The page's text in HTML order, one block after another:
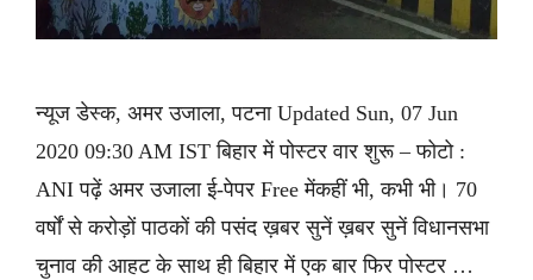
न्यूज डेस्क, अमर उजाला, पटना Updated Sun, 07 Jun
2020 09:30 AM IST बिहार में पोस्टर वार शुरू – फोटो :
ANI पढ़ें अमर उजाला ई-पेपर Free मेंकहीं भी, कभी भी। 70
वर्षों से करोड़ों पाठकों की पसंद ख़बर सुनें ख़बर सुनें विधानसभा
चुनाव की आहट के साथ ही बिहार में एक बार फिर पोस्टर …